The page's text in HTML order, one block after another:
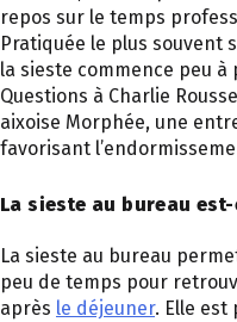
repos sur le temps
Pratiquée le plus souvent
la sieste commence peu
Questions à Charlie
aixoise Morphée, une
favorisant
La sieste au bureau
La sieste au bureau
peu de temps pour
après le déjeuner. Elle est